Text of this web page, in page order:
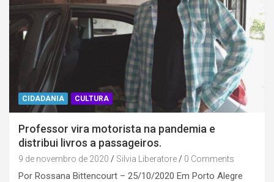
CIDADANIA CULTURA
Professor vira motorista na pandemia e
distribui livros a passageiros.
9 de novembro de 2020 Silvia Liberatore 0 Comments
Por Rossana Bittencourt – 25/10/2020 Em Porto Alegre